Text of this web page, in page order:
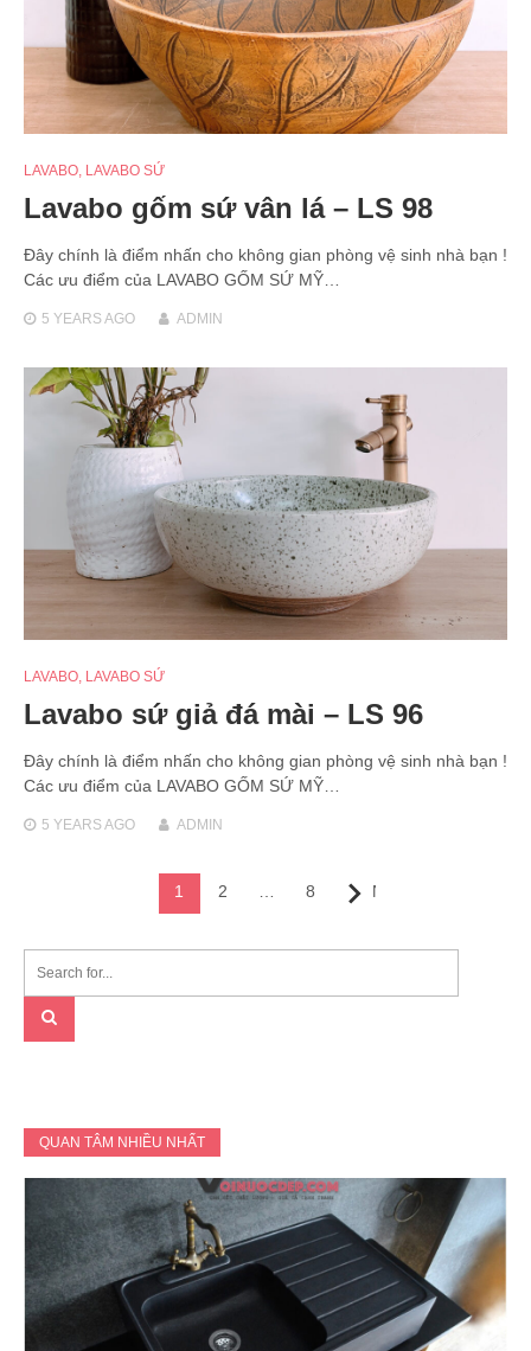
LAVABO LAVABO SỨ
Lavabo gốm sứ vân lá – LS 98
Đây chính là điểm nhấn cho không gian phòng vệ sinh nhà bạn !
Các ưu điểm của LAVABO GỐM SỨ MỸ…
5 YEARSAGO ADMIN
LAVABO LAVABO SỨ
Lavabo sứ giả đá mài – LS 96
Đây chính là điểm nhấn cho không gian phòng vệ sinh nhà bạn !
Các ưu điểm của LAVABO GỐM SỨ MỸ…
5 YEARSAGO ADMIN
1 2 8 Next
QUAN TÂM NHIỀU NHẤT